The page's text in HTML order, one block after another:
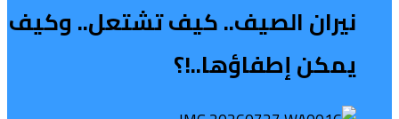
نيران الصيف.. كيف تشتعل.. وكيف
يمكن إطفاؤها..!؟